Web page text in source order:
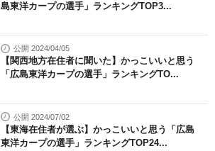
島東洋カープの選手」ランキングTOP3...
公開 2024/04/05
【関西地方在住者に聞いた】かっこいいと思う
「広島東洋カープの選手」ランキングTO...
公開 2024/07/02
【東海在住者が選ぶ】かっこいいと思う「広島
東洋カープの選手」ランキングTOP24...